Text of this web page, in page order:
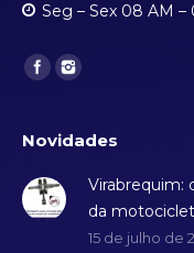
Seg – Sex 08 AM –
Find us on:
Novidades
Virabrequim:
da
15 de julho de